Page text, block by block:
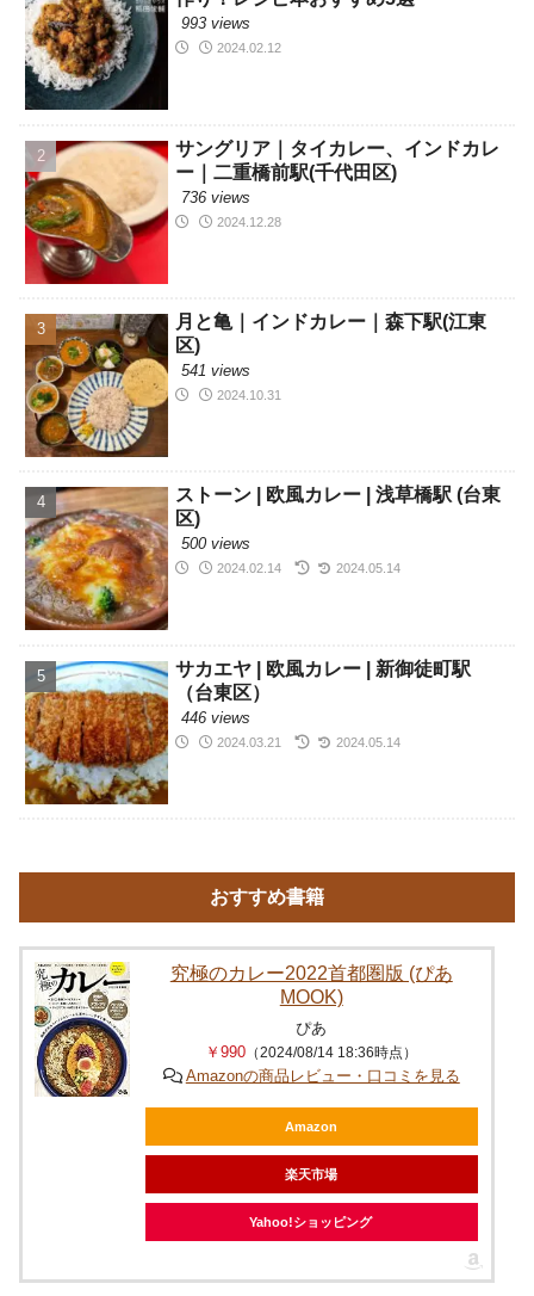
993 views
2024.02.12
サングリア｜タイカレー、インドカレ
ー｜二重橋前駅(千代田区)
736 views
2024.12.28
月と亀｜インドカレー｜森下駅(江東
区)
541 views
2024.10.31
ストーン | 欧風カレー | 浅草橋駅 (台東
区)
500 views
2024.02.14 2024.05.14
サカエヤ | 欧風カレー | 新御徒町駅
（台東区）
446 views
2024.03.21 2024.05.14
おすすめ書籍
究極のカレー2022首都圏版 (ぴあ
MOOK)
ぴあ
￥990 （2024/08/14 18:36時点）
Amazonの商品レビュー・口コミを見る
Amazon
楽天市場
Yahoo!ショッピング